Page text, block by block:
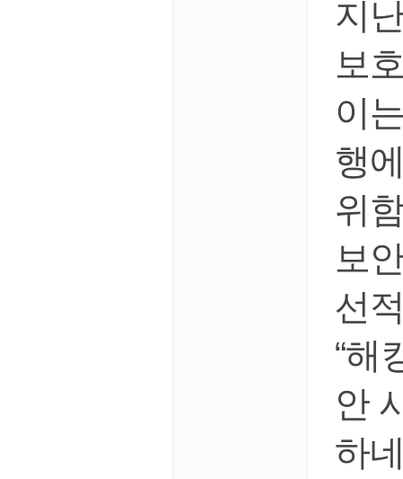
지
보
이
행
위
보
선
“해
안
하